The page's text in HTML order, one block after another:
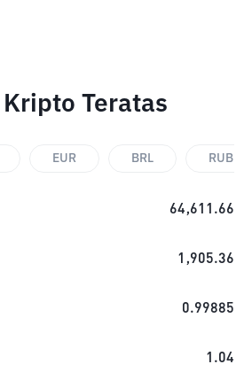
Kripto Teratas
EUR BRL RUB
64,611.66
1,905.36
0.99885
1.04